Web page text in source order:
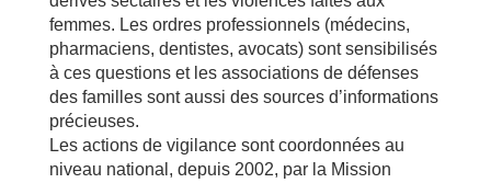
femmes. Les ordres professionnels (médecins,
pharmaciens, dentistes, avocats) sont sensibilisés
à ces questions et les associations de défenses
des familles sont aussi des sources d’informations
précieuses.
Les actions de vigilance sont coordonnées au
niveau national, depuis 2002, par la Mission